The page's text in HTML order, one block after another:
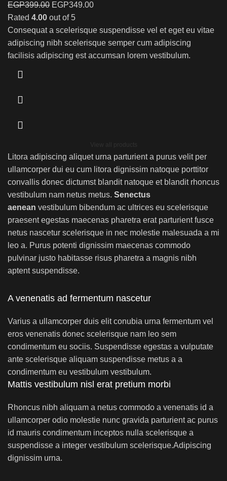
EGP399.00 EGP349.00
Rated 4.00 out of 5
Consequat a scelerisque suspendisse vel et eget eu vitae
adipiscing nibh scelerisque semper cum adipiscing
facilisis adipiscing est accumsan lorem vestibulum.
View all products
Litora adipiscing aliquet urna parturient a purus velit per
ullamcorper dui eu cum litora dignissim natoque porttitor
convallis donec dictumst blandit natoque et blandit rhoncus
vestibulum nam netus metus. Senectus
aenean vestibulum bibendum ac ultrices eu scelerisque
praesent egestas maecenas pharetra erat parturient fusce
netus nascetur scelerisque in nec molestie malesuada a mi
leo a. Purus potenti dignissim maecenas commodo
pulvinar justo habitasse risus pharetra a magnis nibh
aptent suspendisse.
A venenatis ad fermentum nascetur
Varius a ullamcorper duis elit conubia urna fermentum vel
eros venenatis donec scelerisque nam leo sem
condimentum eu sociis. Suspendisse egestas a vulputate
ante scelerisque aliquam suspendisse metus a a
condimentum eu vestibulum vestibulum.
Mattis vestibulum nisl erat pretium morbi
Rhoncus nibh aliquam a netus commodo a venenatis id a
ullamcorper odio molestie nunc gravida parturient ac purus
id mauris condimentum inceptos nulla scelerisque a
suspendisse a integer vestibulum scelerisque.Adipiscing
dignissim urna.